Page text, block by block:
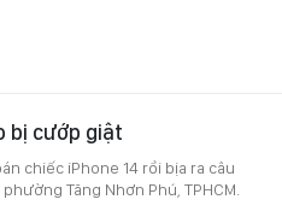
bị cướp giật
chiếc iPhone 14 rồi bịa ra câu
Tăng Nhơn Phú, TPHCM.